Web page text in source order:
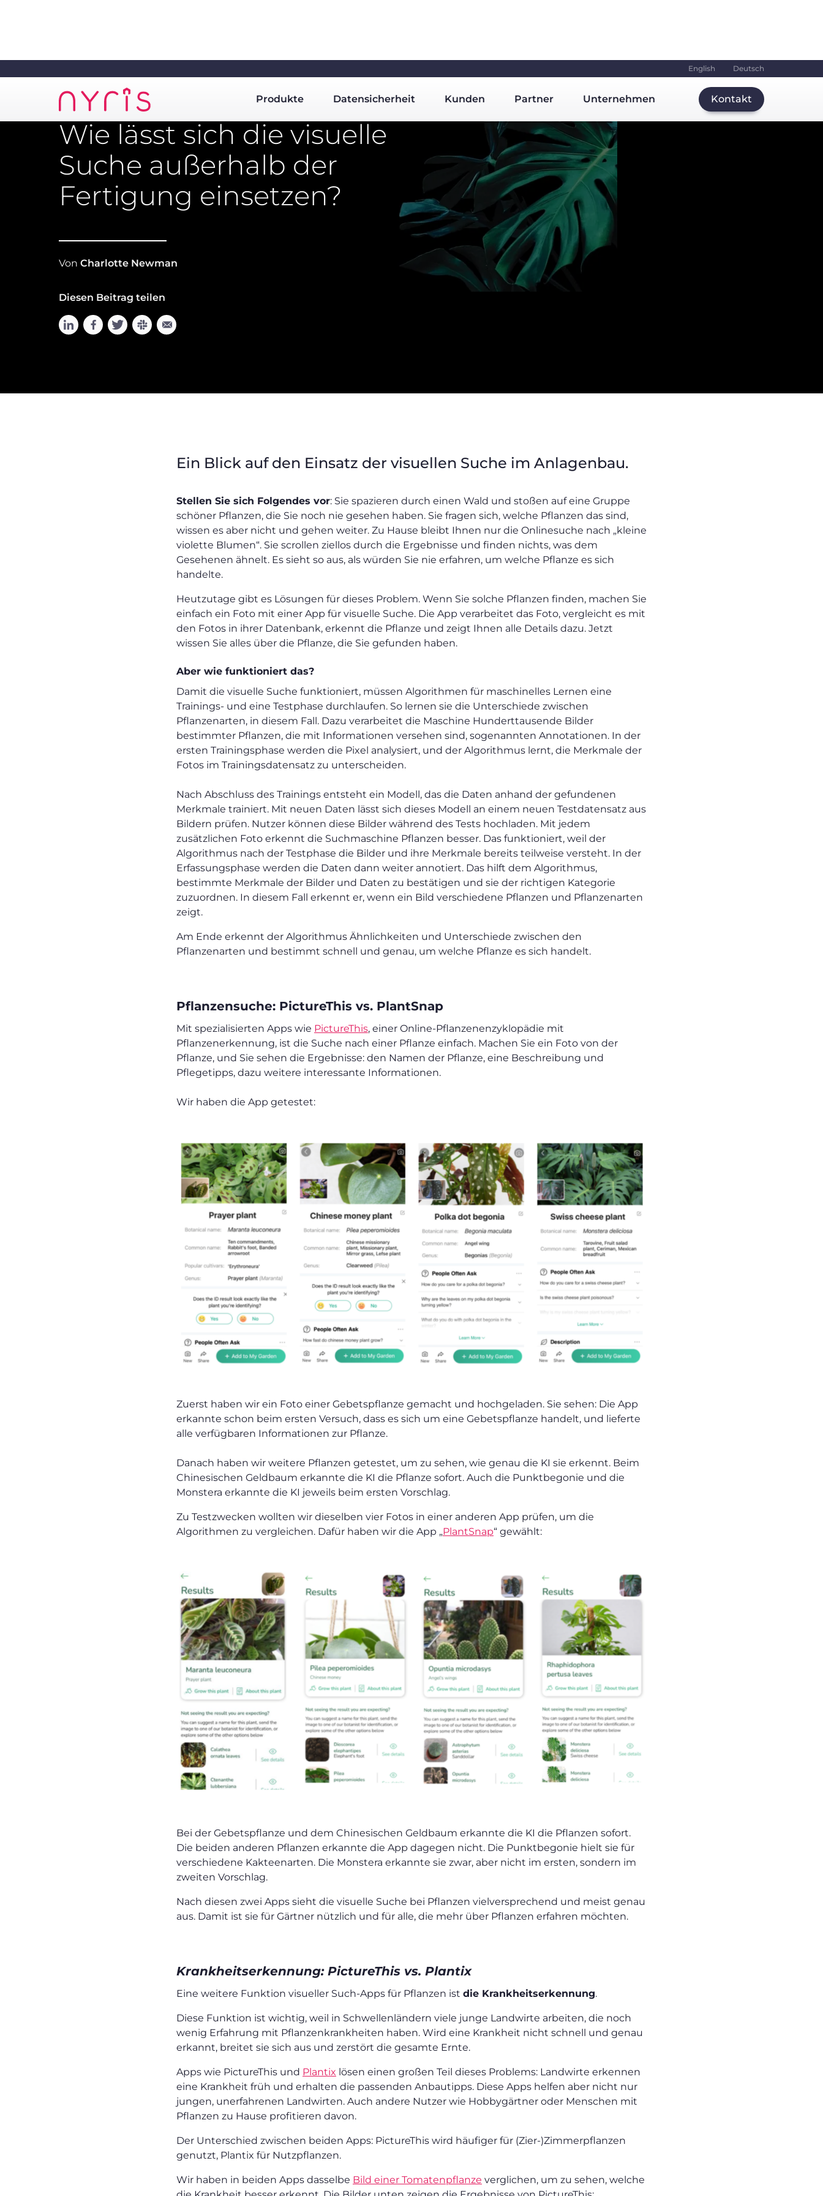
English Deutsch
Produkte Datensicherheit Kunden Partner Unternehmen Kontakt
Wie lässt sich die visuelle
Suche außerhalb der
Fertigung einsetzen?
Von Charlotte Newman
Diesen Beitrag teilen
Ein Blick auf den Einsatz der visuellen Suche im Anlagenbau.
Stellen Sie sich Folgendes vor: Sie spazieren durch einen Wald und stoßen auf eine Gruppe
schöner Pflanzen, die Sie noch nie gesehen haben. Sie fragen sich, welche Pflanzen das sind,
wissen es aber nicht und gehen weiter. Zu Hause bleibt Ihnen nur die Onlinesuche nach „kleine
violette Blumen“. Sie scrollen ziellos durch die Ergebnisse und finden nichts, was dem
Gesehenen ähnelt. Es sieht so aus, als würden Sie nie erfahren, um welche Pflanze es sich
handelte.
Heutzutage gibt es Lösungen für dieses Problem. Wenn Sie solche Pflanzen finden, machen Sie
einfach ein Foto mit einer App für visuelle Suche. Die App verarbeitet das Foto, vergleicht es mit
den Fotos in ihrer Datenbank, erkennt die Pflanze und zeigt Ihnen alle Details dazu. Jetzt
wissen Sie alles über die Pflanze, die Sie gefunden haben.
Aber wie funktioniert das?
Damit die visuelle Suche funktioniert, müssen Algorithmen für maschinelles Lernen eine
Trainings- und eine Testphase durchlaufen. So lernen sie die Unterschiede zwischen
Pflanzenarten, in diesem Fall. Dazu verarbeitet die Maschine Hunderttausende Bilder
bestimmter Pflanzen, die mit Informationen versehen sind, sogenannten Annotationen. In der
ersten Trainingsphase werden die Pixel analysiert, und der Algorithmus lernt, die Merkmale der
Fotos im Trainingsdatensatz zu unterscheiden.
Nach Abschluss des Trainings entsteht ein Modell, das die Daten anhand der gefundenen
Merkmale trainiert. Mit neuen Daten lässt sich dieses Modell an einem neuen Testdatensatz aus
Bildern prüfen. Nutzer können diese Bilder während des Tests hochladen. Mit jedem
zusätzlichen Foto erkennt die Suchmaschine Pflanzen besser. Das funktioniert, weil der
Algorithmus nach der Testphase die Bilder und ihre Merkmale bereits teilweise versteht. In der
Erfassungsphase werden die Daten dann weiter annotiert. Das hilft dem Algorithmus,
bestimmte Merkmale der Bilder und Daten zu bestätigen und sie der richtigen Kategorie
zuzuordnen. In diesem Fall erkennt er, wenn ein Bild verschiedene Pflanzen und Pflanzenarten
zeigt.
Am Ende erkennt der Algorithmus Ähnlichkeiten und Unterschiede zwischen den
Pflanzenarten und bestimmt schnell und genau, um welche Pflanze es sich handelt.
Pflanzensuche: PictureThis vs. PlantSnap
Mit spezialisierten Apps wie PictureThis, einer Online-Pflanzenenzyklopädie mit
Pflanzenerkennung, ist die Suche nach einer Pflanze einfach. Machen Sie ein Foto von der
Pflanze, und Sie sehen die Ergebnisse: den Namen der Pflanze, eine Beschreibung und
Pflegetipps, dazu weitere interessante Informationen.
Wir haben die App getestet:
Zuerst haben wir ein Foto einer Gebetspflanze gemacht und hochgeladen. Sie sehen: Die App
erkannte schon beim ersten Versuch, dass es sich um eine Gebetspflanze handelt, und lieferte
alle verfügbaren Informationen zur Pflanze.
Danach haben wir weitere Pflanzen getestet, um zu sehen, wie genau die KI sie erkennt. Beim
Chinesischen Geldbaum erkannte die KI die Pflanze sofort. Auch die Punktbegonie und die
Monstera erkannte die KI jeweils beim ersten Vorschlag.
Zu Testzwecken wollten wir dieselben vier Fotos in einer anderen App prüfen, um die
Algorithmen zu vergleichen. Dafür haben wir die App „PlantSnap“ gewählt:
Bei der Gebetspflanze und dem Chinesischen Geldbaum erkannte die KI die Pflanzen sofort.
Die beiden anderen Pflanzen erkannte die App dagegen nicht. Die Punktbegonie hielt sie für
verschiedene Kakteenarten. Die Monstera erkannte sie zwar, aber nicht im ersten, sondern im
zweiten Vorschlag.
Nach diesen zwei Apps sieht die visuelle Suche bei Pflanzen vielversprechend und meist genau
aus. Damit ist sie für Gärtner nützlich und für alle, die mehr über Pflanzen erfahren möchten.
Krankheitserkennung: PictureThis vs. Plantix
Eine weitere Funktion visueller Such-Apps für Pflanzen ist die Krankheitserkennung.
Diese Funktion ist wichtig, weil in Schwellenländern viele junge Landwirte arbeiten, die noch
wenig Erfahrung mit Pflanzenkrankheiten haben. Wird eine Krankheit nicht schnell und genau
erkannt, breitet sie sich aus und zerstört die gesamte Ernte.
Apps wie PictureThis und Plantix lösen einen großen Teil dieses Problems: Landwirte erkennen
eine Krankheit früh und erhalten die passenden Anbautipps. Diese Apps helfen aber nicht nur
jungen, unerfahrenen Landwirten. Auch andere Nutzer wie Hobbygärtner oder Menschen mit
Pflanzen zu Hause profitieren davon.
Der Unterschied zwischen beiden Apps: PictureThis wird häufiger für (Zier-)Zimmerpflanzen
genutzt, Plantix für Nutzpflanzen.
Wir haben in beiden Apps dasselbe Bild einer Tomatenpflanze verglichen, um zu sehen, welche